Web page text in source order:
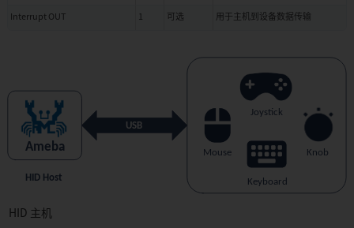
MicroPython
APP24:
Wireless
Solution
Home
Media
Home
Interrupt OUT 1 可选 用于主机到设备数据传输
HID 主机